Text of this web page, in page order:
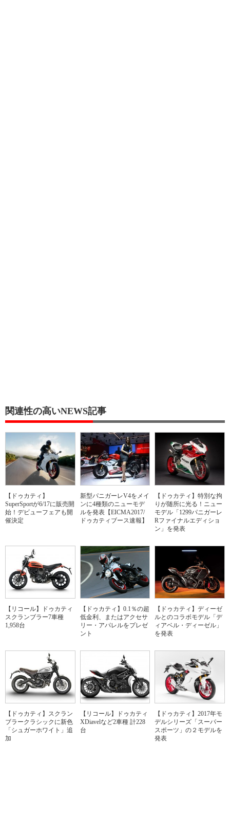
関連性の高いNEWS記事
【ドゥカティ】
SuperSportが6/17に販売開
始！デビューフェアも開
催決定
新型パニガーレV4をメイ
ンに4種類のニューモデ
ルを発表【EICMA2017/
ドゥカティブース速報】
【ドゥカティ】特別な拘
りが随所に光る！ニュー
モデル「1299パニガーレ
Rファイナルエディショ
ン」を発表
【リコール】ドゥカティ
スクランブラー7車種
1,958台
【ドゥカティ】0.1％の超
低金利、またはアクセサ
リー・アパレルをプレゼ
ント
【ドゥカティ】ディーゼ
ルとのコラボモデル「デ
ィアベル・ディーゼル」
を発表
【ドゥカティ】スクラン
ブラークラシックに新色
「シュガーホワイト」追
加
【リコール】ドゥカティ
XDiavelなど2車種 計228
台
【ドゥカティ】2017年モ
デルシリーズ「スーパー
スポーツ」の２モデルを
発表